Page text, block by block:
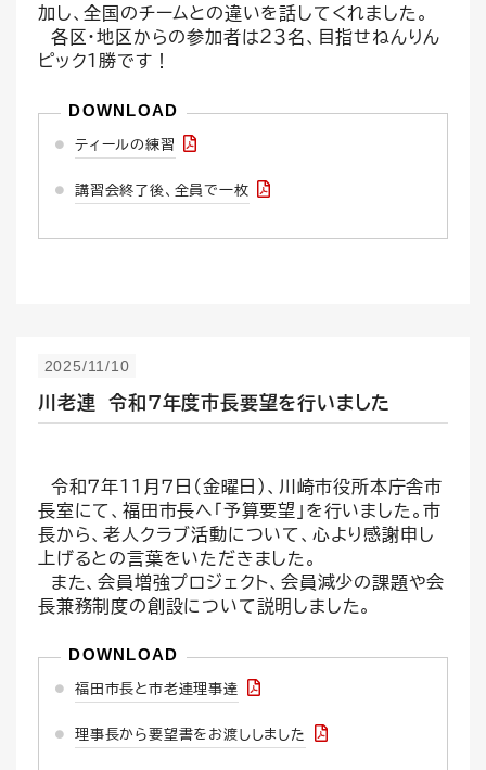
加し、全国のチームとの違いを話してくれました。
各区・地区からの参加者は２３名、目指せねんりん
ピック１勝です！
ティールの練習
講習会終了後、全員で一枚
2025/11/10
川老連 令和７年度市長要望を行いました
令和７年１１月７日(金曜日）、川崎市役所本庁舎市
長室にて、福田市長へ「予算要望」を行いました。市
長から、老人クラブ活動について、心より感謝申し
上げるとの言葉をいただきました。
また、会員増強プロジェクト、会員減少の課題や会
長兼務制度の創設について説明しました。
福田市長と市老連理事達
理事長から要望書をお渡ししました